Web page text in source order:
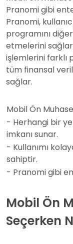
Pranomi gibi
Pranomi,
programını
etmelerini
işlemlerini
tüm finansal
sağlar.
Mobil Ön
- Herhangi bir
imkanı sunar.
- Kullanımı
sahiptir.
- Pranomi gibi
Mobil Ön
Seçerken